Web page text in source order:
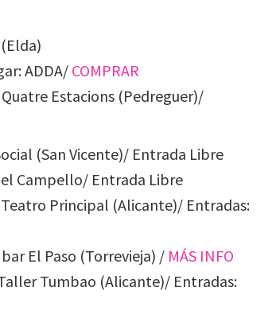
ADDA/COMPRAR
Estacions (Pedreguer)/
(San Vicente)/ Entrada Libre
Campello/ Entrada Libre
Principal (Alicante)/ Entradas:
El Paso (Torrevieja) / MÁS INFO
Tumbao (Alicante)/ Entradas: